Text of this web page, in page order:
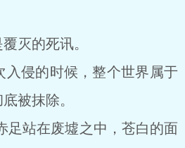
灭的死讯。
侵的时候，整个世界属于
被抹除。
站在废墟之中，苍白的面